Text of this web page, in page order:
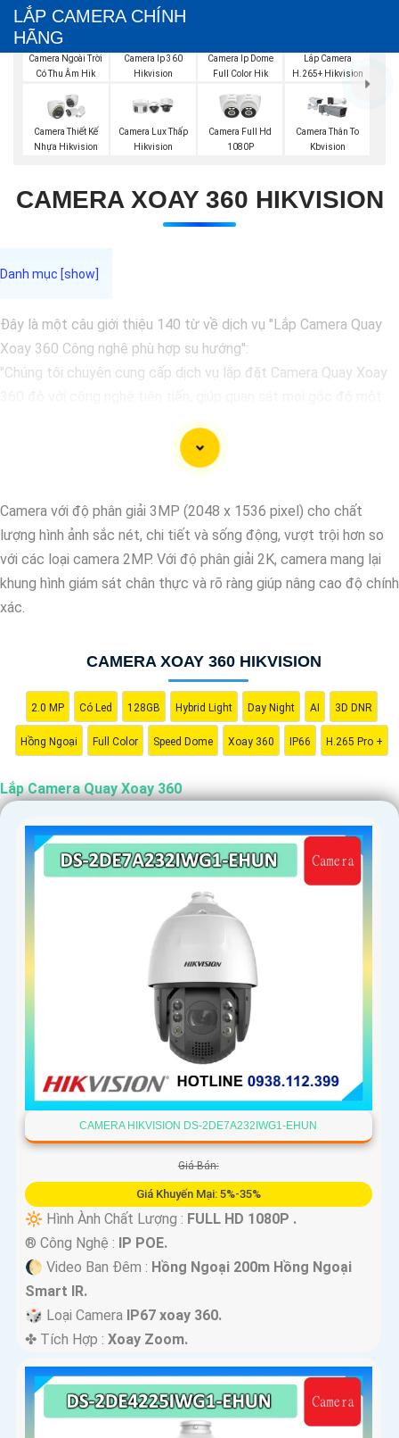
LẮP CAMERA CHÍNH
HÃNG
Camera Ngoài Trời
Có Thu Âm Hik
Camera Ip 360
Hikvision
Camera Ip Dome
Full Color Hik
Lắp Camera
H.265+ Hikvision
Camera Thiết Kế
Nhựa Hikvision
Camera Lux Thấp
Hikvision
Camera Full Hd
1080P
Camera Thân To
Kbvision
CAMERA XOAY 360 HIKVISION
Đây là một câu giới thiệu 140 từ về dịch vụ "Lắp Camera Quay
Xoay 360 Công nghệ phù hợp su hướng":
"Chúng tôi chuyên cung cấp dịch vụ lắp đặt Camera Quay Xoay
dõi và giám sát mọi hoạt động trong khu vực mục tiêu một cách
dễ dàng và tiện lợi. Hãy liên hệ với chúng tôi để được tư vấn và
bạn."
Camera với độ phân giải 3MP (2048 x 1536 pixel) cho chất
lượng hình ảnh sắc nét, chi tiết và sống động, vượt trội hơn so
với các loại camera 2MP. Với độ phân giải 2K, camera mang lại
khung hình giám sát chân thực và rõ ràng giúp nâng cao độ chính
xác.
CAMERA XOAY 360 HIKVISION
2.0 MP Có Led 128GB Hybrid Light Day Night AI 3D DNR
Hồng Ngoại Full Color Speed Dome Xoay 360 IP66 H.265 Pro +
Lắp Camera Quay Xoay 360
CAMERA HIKVISION DS-2DE7A232IWG1-EHUN
Giá Bán:
Giá Khuyến Mại: 5%-35%
🔆 Hình Ành Chất Lượng : FULL HD 1080P .
®️ Công Nghệ : IP POE.
🌔 Video Ban Đêm : Hồng Ngoại 200m Hồng Ngoại
Smart IR.
🎲 Loại Camera IP67 xoay 360.
️✤ Tích Hợp : Xoay Zoom.